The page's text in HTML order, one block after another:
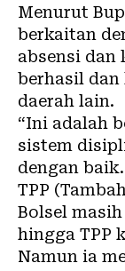
Menurut
berkaitan
absensi dan
berhasil
daerah lain.
“Ini adalah
sistem
dengan
TPP
Bolsel
hingga TPP
Namun ia